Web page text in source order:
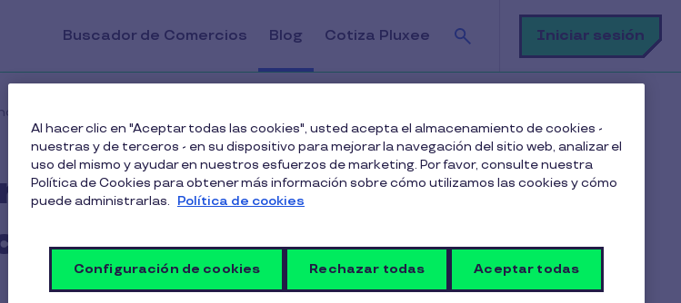
Buscador de Comercios Blog Cotiza Pluxee
Buscar
Iniciar sesión
la Inteligencia Artificial como un aliado
la
un
Tabla de contenido
de innovación constante
2. Invierte en capacitación y formación
continua
Al hacer clic en "Aceptar todas las cookies", usted acepta el almacenamiento de cookies -
nuestras y de terceros - en su dispositivo para mejorar la navegación del sitio web, analizar el
uso del mismo y ayudar en nuestros esfuerzos de marketing. Por favor, consulte nuestra
Política de Cookies para obtener más información sobre cómo utilizamos las cookies y cómo
puede administrarlas. Política de cookies
Configuración de cookies Rechazar todas Aceptar todas